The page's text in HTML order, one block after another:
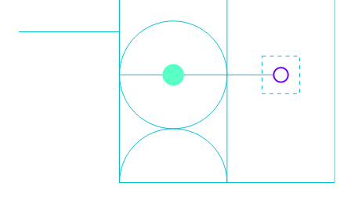
Technische Mitarbeiter
Anja-Maria Doobe-Jöstingmeier
Wissenschaftliche Mitarbeiter
ARBEITEN UND STELLEN